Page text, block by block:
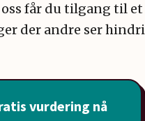
får du tilgang til
der andre ser
vurdering nå